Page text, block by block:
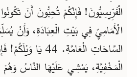
الْفَرِّيسِيُّونَ! فَإِنَّكُمْ تُحِبُّونَ أَنْ
الْأَمَامِيِّ فِي بَيْتِ الْعِبَادَةِ، وَأَنْ
السَّاحَاتِ الْعَامَّةِ. 44
الْمَخْفِيَّةِ، يَمْشِي عَلَيْهَا النَّاسُ